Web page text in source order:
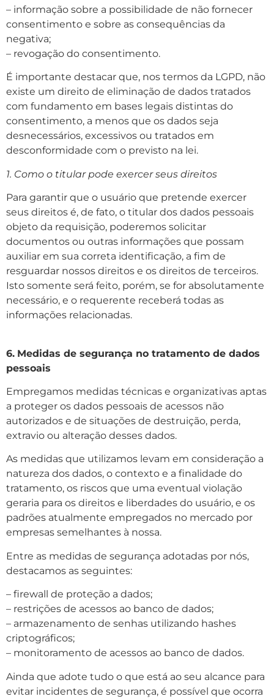
– informação sobre a possibilidade de não fornecer
consentimento e sobre as consequências da
negativa;
– revogação do consentimento.
É importante destacar que, nos termos da LGPD, não
existe um direito de eliminação de dados tratados
com fundamento em bases legais distintas do
consentimento, a menos que os dados seja
desnecessários, excessivos ou tratados em
desconformidade com o previsto na lei.
1. Como o titular pode exercer seus direitos
Para garantir que o usuário que pretende exercer
seus direitos é, de fato, o titular dos dados pessoais
objeto da requisição, poderemos solicitar
documentos ou outras informações que possam
auxiliar em sua correta identificação, a fim de
resguardar nossos direitos e os direitos de terceiros.
Isto somente será feito, porém, se for absolutamente
necessário, e o requerente receberá todas as
informações relacionadas.
6. Medidas de segurança no tratamento de dados
pessoais
Empregamos medidas técnicas e organizativas aptas
a proteger os dados pessoais de acessos não
autorizados e de situações de destruição, perda,
extravio ou alteração desses dados.
As medidas que utilizamos levam em consideração a
natureza dos dados, o contexto e a finalidade do
tratamento, os riscos que uma eventual violação
geraria para os direitos e liberdades do usuário, e os
padrões atualmente empregados no mercado por
empresas semelhantes à nossa.
Entre as medidas de segurança adotadas por nós,
destacamos as seguintes:
– firewall de proteção a dados;
– restrições de acessos ao banco de dados;
– armazenamento de senhas utilizando hashes
criptográficos;
– monitoramento de acessos ao banco de dados.
Ainda que adote tudo o que está ao seu alcance para
evitar incidentes de segurança, é possível que ocorra